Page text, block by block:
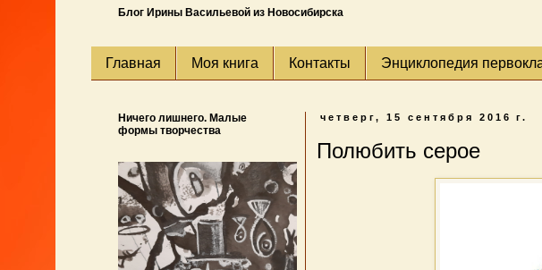
Блог Ирины Васильевой из Новосибирска
Главная Моя книга Контакты Энциклопедия
четверг, 15 сентября 2016 г.
Полюбить серое
Ничего лишнего. Малые
формы творчества